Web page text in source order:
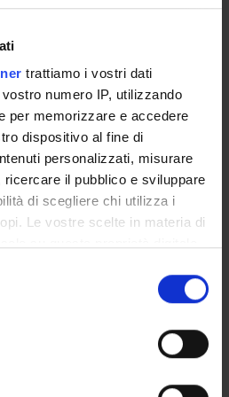
trattiamo i vostri dati
numero IP, utilizzando
per memorizzare e accedere
dispositivo al fine di
personalizzati, misurare
il pubblico e sviluppare
di scegliere chi utilizza i
Le vostre scelte in materia di
consenso in qualsiasi
sui cookie o facendo clic
SERVIZIO
STUDENTI